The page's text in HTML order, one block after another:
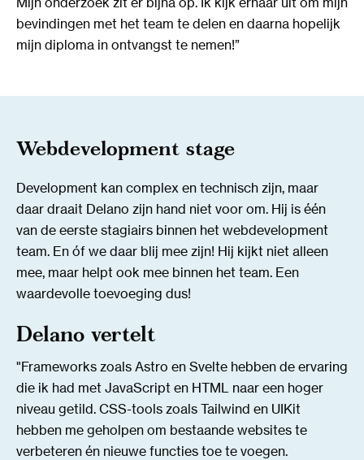
bevindingen met het team te delen en daarna hopelijk
mijn diploma in ontvangst te nemen!”
Webdevelopment stage
Development kan complex en technisch zijn, maar
daar draait Delano zijn hand niet voor om. Hij is één
van de eerste stagiairs binnen het webdevelopment
team. En óf we daar blij mee zijn! Hij kijkt niet alleen
mee, maar helpt ook mee binnen het team. Een
waardevolle toevoeging dus!
Delano vertelt
"Frameworks zoals Astro en Svelte hebben de ervaring
die ik had met JavaScript en HTML naar een hoger
niveau getild. CSS-tools zoals Tailwind en UIKit
hebben me geholpen om bestaande websites te
verbeteren én nieuwe functies toe te voegen.